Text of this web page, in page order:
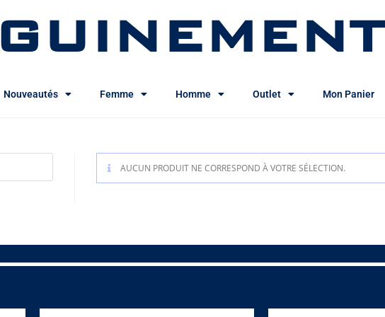
GUINEMENT
Nouveautés Femme Homme Outlet Mon Panier
AUCUN PRODUIT NE CORRESPOND À VOTRE SÉLECTION.